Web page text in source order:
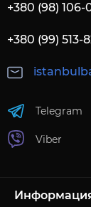
+380 (98) 106-
+380 (99) 513-
Telegram
Viber